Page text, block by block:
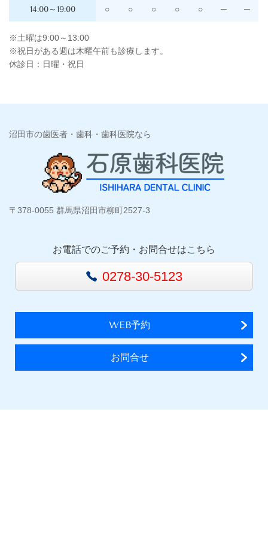
14:00～19:00 ○ ○ ○ ○ ○ ─ ─
※土曜は9:00～13:00
※祝日がある週は木曜午前も診療します。
休診日：日曜・祝日
沼田市の歯医者・歯科・歯科医院なら
〒378-0055 群馬県沼田市柳町2527-3
お電話でのご予約・お問合せはこちら
0278-30-5123
WEB予約
お問合せ